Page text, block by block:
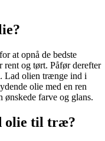
at opnå de bedste
rent og tørt. Påfør derefter
Lad olien trænge ind i
olie med en ren
ønskede farve og glans.
olie til træ?